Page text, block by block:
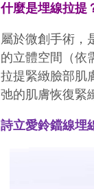
什麼是埋線拉提
屬於微創手術，
的立體空間（依
拉提緊緻臉部肌
弛的肌膚恢復緊
詩立愛鈴鐺線埋